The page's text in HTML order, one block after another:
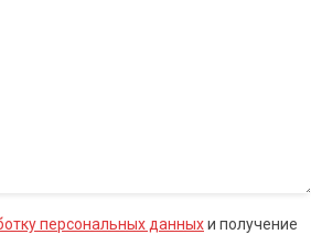
персональных данныхи получение